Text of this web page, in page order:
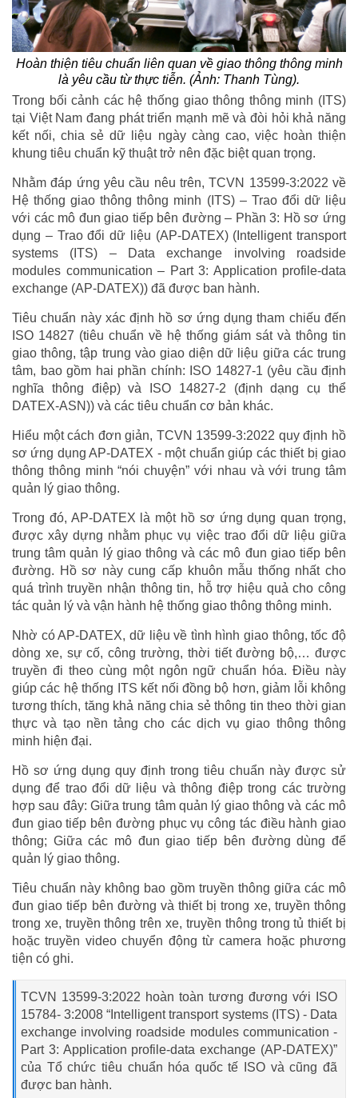
Hoàn thiện tiêu chuẩn liên quan về giao thông thông minh
là yêu cầu từ thực tiễn. (Ảnh: Thanh Tùng).
Trong bối cảnh các hệ thống giao thông thông minh (ITS)
tại Việt Nam đang phát triển mạnh mẽ và đòi hỏi khả năng
kết nối, chia sẻ dữ liệu ngày càng cao, việc hoàn thiện
khung tiêu chuẩn kỹ thuật trở nên đặc biệt quan trọng.
Nhằm đáp ứng yêu cầu nêu trên, TCVN 13599-3:2022 về
Hệ thống giao thông thông minh (ITS) – Trao đổi dữ liệu
với các mô đun giao tiếp bên đường – Phần 3: Hồ sơ ứng
dụng – Trao đổi dữ liệu (AP-DATEX) (Intelligent transport
systems (ITS) – Data exchange involving roadside
modules communication – Part 3: Application profile-data
exchange (AP-DATEX)) đã được ban hành.
Tiêu chuẩn này xác định hồ sơ ứng dụng tham chiếu đến
ISO 14827 (tiêu chuẩn về hệ thống giám sát và thông tin
giao thông, tập trung vào giao diện dữ liệu giữa các trung
tâm, bao gồm hai phần chính: ISO 14827-1 (yêu cầu định
nghĩa thông điệp) và ISO 14827-2 (định dạng cụ thể
DATEX-ASN)) và các tiêu chuẩn cơ bản khác.
Hiểu một cách đơn giản, TCVN 13599-3:2022 quy định hồ
sơ ứng dụng AP-DATEX - một chuẩn giúp các thiết bị giao
thông thông minh “nói chuyện” với nhau và với trung tâm
quản lý giao thông.
Trong đó, AP-DATEX là một hồ sơ ứng dụng quan trọng,
được xây dựng nhằm phục vụ việc trao đổi dữ liệu giữa
trung tâm quản lý giao thông và các mô đun giao tiếp bên
đường. Hồ sơ này cung cấp khuôn mẫu thống nhất cho
quá trình truyền nhận thông tin, hỗ trợ hiệu quả cho công
tác quản lý và vận hành hệ thống giao thông thông minh.
Nhờ có AP-DATEX, dữ liệu về tình hình giao thông, tốc độ
dòng xe, sự cố, công trường, thời tiết đường bộ,… được
truyền đi theo cùng một ngôn ngữ chuẩn hóa. Điều này
giúp các hệ thống ITS kết nối đồng bộ hơn, giảm lỗi không
tương thích, tăng khả năng chia sẻ thông tin theo thời gian
thực và tạo nền tảng cho các dịch vụ giao thông thông
minh hiện đại.
Hồ sơ ứng dụng quy định trong tiêu chuẩn này được sử
dụng để trao đổi dữ liệu và thông điệp trong các trường
hợp sau đây: Giữa trung tâm quản lý giao thông và các mô
đun giao tiếp bên đường phục vụ công tác điều hành giao
thông; Giữa các mô đun giao tiếp bên đường dùng để
quản lý giao thông.
Tiêu chuẩn này không bao gồm truyền thông giữa các mô
đun giao tiếp bên đường và thiết bị trong xe, truyền thông
trong xe, truyền thông trên xe, truyền thông trong tủ thiết bị
hoặc truyền video chuyển động từ camera hoặc phương
tiện có ghi.
TCVN 13599-3:2022 hoàn toàn tương đương với ISO
15784- 3:2008 “Intelligent transport systems (ITS) - Data
exchange involving roadside modules communication -
Part 3: Application profile-data exchange (AP-DATEX)”
của Tổ chức tiêu chuẩn hóa quốc tế ISO và cũng đã
được ban hành.